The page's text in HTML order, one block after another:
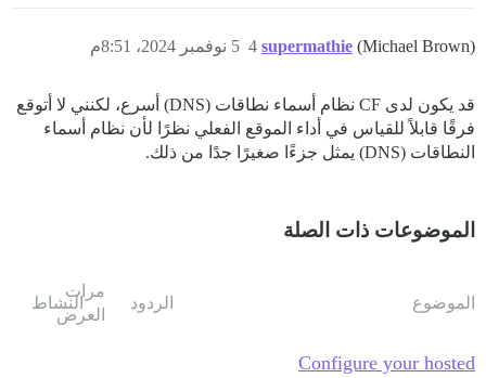
supermathie (Michael Brown) 5 نوفمبر 2024، 8:51م 4
قد يكون لدى CF نظام أسماء نطاقات (DNS) أسرع، لكنني لا أتوقع
فرقًا قابلاً للقياس في أداء الموقع الفعلي نظرًا لأن نظام أسماء
النطاقات (DNS) يمثل جزءًا صغيرًا جدًا من ذلك.
الموضوعات ذات الصلة
الموضوع الردود
مرات
العرض
النشاط
Configure your hosted